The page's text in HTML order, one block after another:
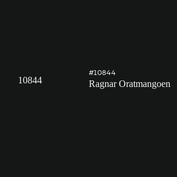
10844
#10844
Ragnar Oratmangoen